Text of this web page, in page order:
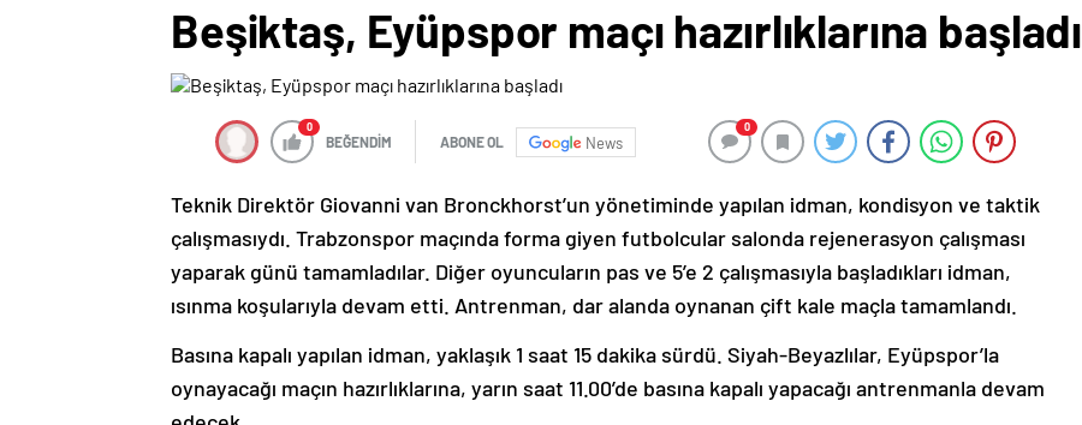
Beşiktaş, Eyüpspor maçı hazırlıklarına başladı
0
BEĞENDİM ABONE OL News
0
Teknik Direktör Giovanni van Bronckhorst’un yönetiminde yapılan idman, kondisyon ve taktik
çalışmasıydı. Trabzonspor maçında forma giyen futbolcular salonda rejenerasyon çalışması
yaparak günü tamamladılar. Diğer oyuncuların pas ve 5’e 2 çalışmasıyla başladıkları idman,
ısınma koşularıyla devam etti. Antrenman, dar alanda oynanan çift kale maçla tamamlandı.
Basına kapalı yapılan idman, yaklaşık 1 saat 15 dakika sürdü. Siyah-Beyazlılar, Eyüpspor’la
oynayacağı maçın hazırlıklarına, yarın saat 11.00’de basına kapalı yapacağı antrenmanla devam